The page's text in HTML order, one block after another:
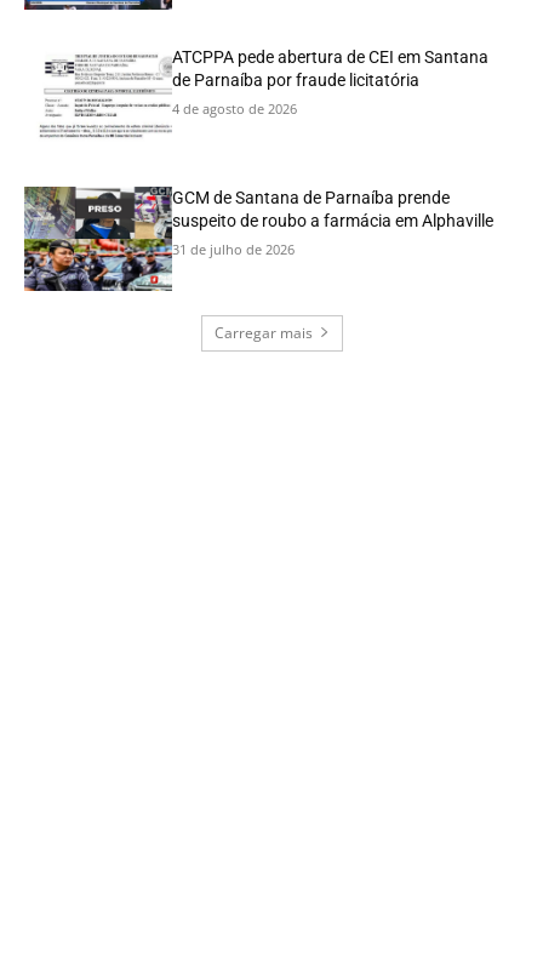
ATCPPA pede abertura de CEI em Santana
de Parnaíba por fraude licitatória
4 de agosto de 2026
GCM de Santana de Parnaíba prende
suspeito de roubo a farmácia em Alphaville
31 de julho de 2026
Carregar mais